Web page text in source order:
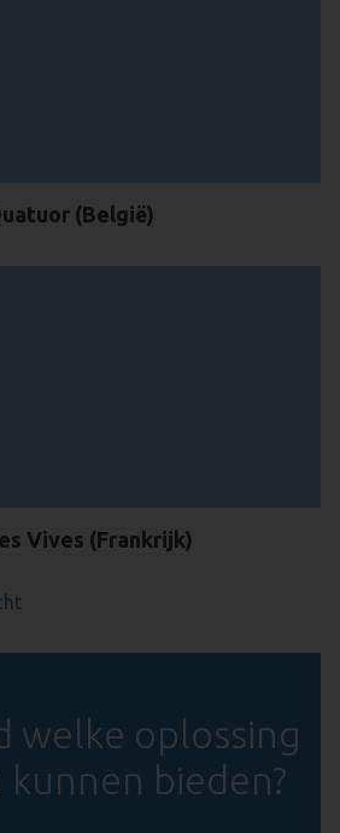
(België)
Vives (Frankrijk)
welke oplossing
kunnen bieden?